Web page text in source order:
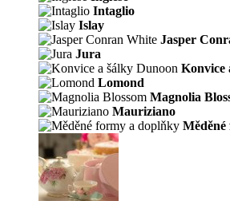
Intaglio
Islay
Jasper
Jura
Konvice
Lomond
Magnolia
Mauriziano